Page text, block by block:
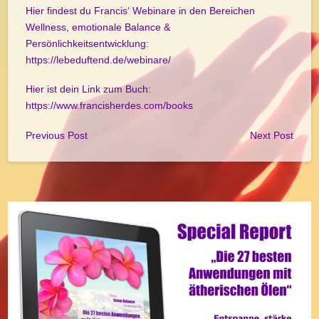
Hier findest du Francis‘ Webinare in den Bereichen
Wellness, emotionale Balance &
Persönlichkeitsentwicklung:
https://lebeduftend.de/webinare/
Hier ist dein Link zum Buch:
https://www.francisherdes.com/books
Previous Post Next Post